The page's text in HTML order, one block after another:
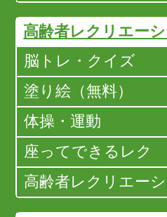
高齢者レクリエー
脳トレ・クイズ
塗り絵（無料）
体操・運動
座ってできるレク
高齢者レクリエー